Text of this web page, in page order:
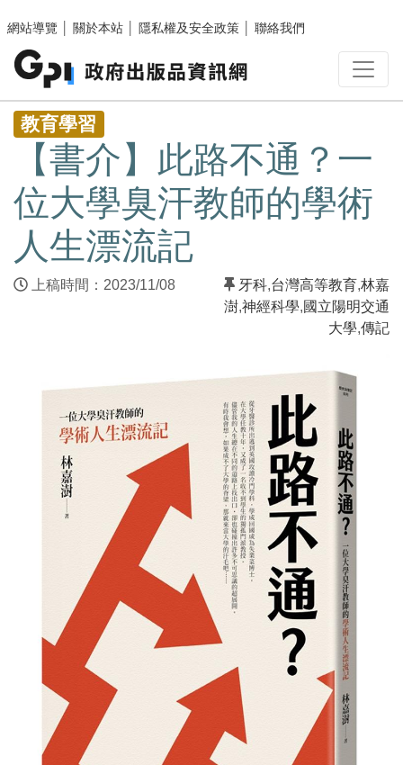
網站導覽
關於本站 隱私權及安全政策 聯絡我們
:::
教育學習
【書介】此路不通？一
位大學臭汗教師的學術
人生漂流記
上稿時間：2023/11/08 牙科,台灣高等教育,林嘉
澍,神經科學,國立陽明交通
大學,傳記